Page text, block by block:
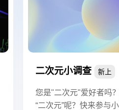
二次元小调查 新上
您是"二次元"爱好者吗
“二次元”呢？快来参与